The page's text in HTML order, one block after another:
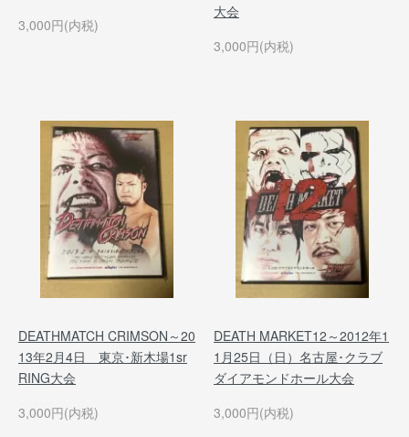
3,000円(内税)
大会
3,000円(内税)
DEATHMATCH CRIMSON～20
13年2月4日 東京･新木場1sr
RING大会
3,000円(内税)
DEATH MARKET12～2012年1
1月25日（日）名古屋･クラブ
ダイアモンドホール大会
3,000円(内税)